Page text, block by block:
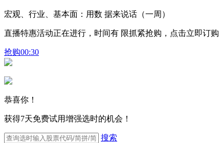
宏观、行业、基本面：用数 据来说话（一周）
直播特惠活动正在进行，时间有 限抓紧抢购，点击立即订购
抢购00:30
恭喜你！
获得7天免费试用增强选时的机会！
搜索